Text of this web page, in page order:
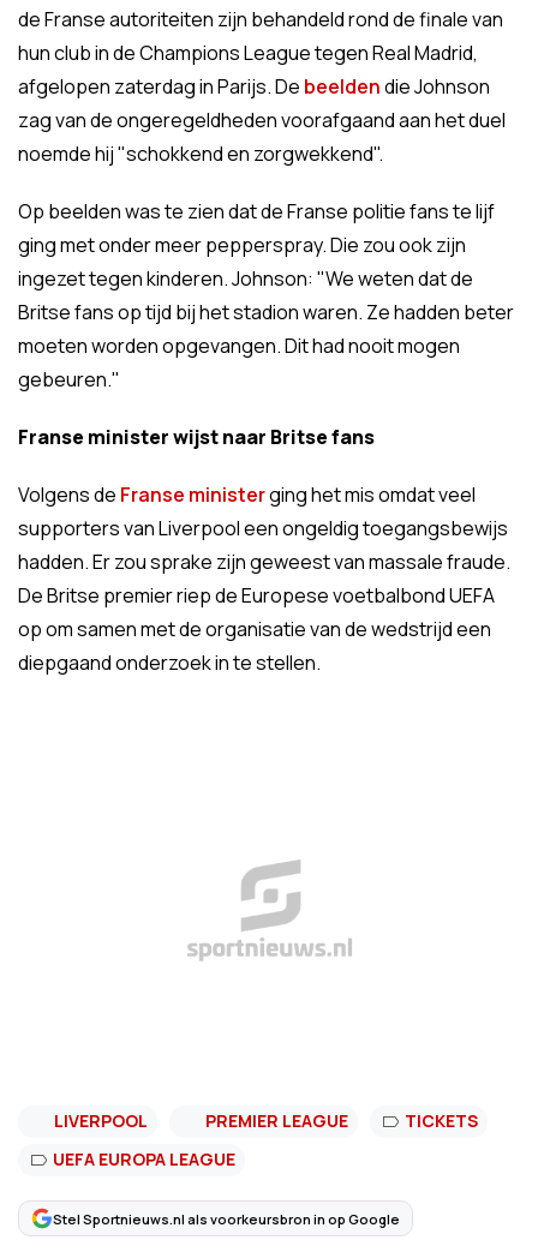
de Franse autoriteiten zijn behandeld rond de finale van
hun club in de Champions League tegen Real Madrid,
afgelopen zaterdag in Parijs. De beeldendie Johnson
zag van de ongeregeldheden voorafgaand aan het duel
noemde hij "schokkend en zorgwekkend".
Op beelden was te zien dat de Franse politie fans te lijf
ging met onder meer pepperspray. Die zou ook zijn
ingezet tegen kinderen. Johnson: "We weten dat de
Britse fans op tijd bij het stadion waren. Ze hadden beter
moeten worden opgevangen. Dit had nooit mogen
gebeuren."
Franse minister wijst naar Britse fans
Volgens de Franse ministerging het mis omdat veel
supporters van Liverpool een ongeldig toegangsbewijs
hadden. Er zou sprake zijn geweest van massale fraude.
De Britse premier riep de Europese voetbalbond UEFA
op om samen met de organisatie van de wedstrijd een
diepgaand onderzoek in te stellen.
LIVERPOOL PREMIER LEAGUE
TICKETS
UEFA EUROPA LEAGUE
Stel Sportnieuws.nl als voorkeursbron in op Google